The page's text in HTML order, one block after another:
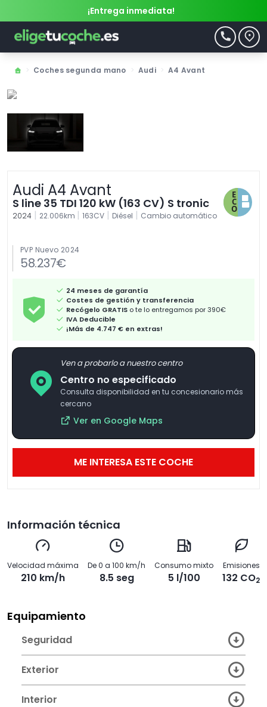
¡Entrega inmediata!
Coches segunda mano Audi A4 Avant
Audi A4 Avant
S line 35 TDI 120 kW (163 CV) S tronic
2024 | 22.006km | 163CV | Diésel | Cambio automático
PVP Nuevo 2024
58.237€
24 meses de garantía
Costes de gestión y transferencia
Recógelo GRATIS o te lo entregamos por 390€
IVA Deducible
¡Más de 4.747 € en extras!
Ven a probarlo a nuestro centro
Centro no especificado
Consulta disponibilidad en tu concesionario más
cercano
Ver en Google Maps
ME INTERESA ESTE COCHE
Información técnica
Velocidad máxima
210 km/h
De 0 a 100 km/h
8.5 seg
Consumo mixto
5 l/100
Emisiones
132 CO2
Equipamiento
Seguridad
Exterior
Interior